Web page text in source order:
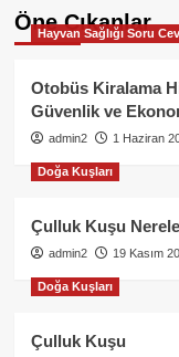
Öne Çıkanlar
Hayvan Sağlığı Soru
Otobüs Kiralama
Güvenlik ve
admin2 1 Haziran
Doğa Kuşları
Çulluk Kuşu
admin2 19 Kasım
Doğa Kuşları
Çulluk Kuşu